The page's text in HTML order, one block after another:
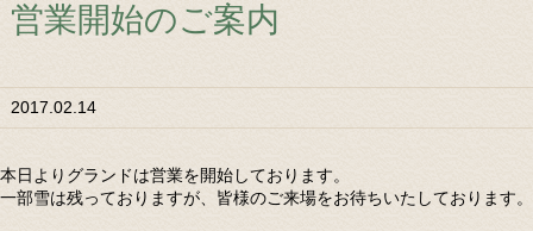
営業開始のご案内
2017.02.14
本日よりグランドは営業を開始しております。
一部雪は残っておりますが、皆様のご来場をお待ちいたしております。